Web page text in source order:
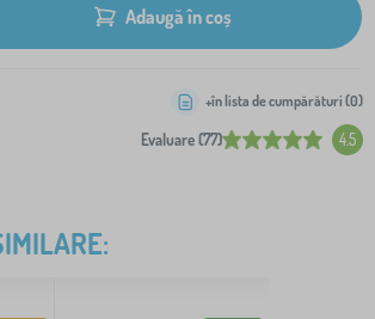
Adaugă în coș
Evaluare (77) 4.5
+în lista de cumpărături (0)